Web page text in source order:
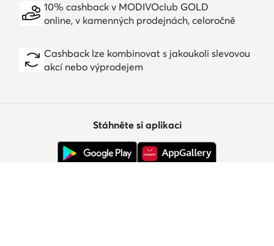
10% cashback v MODIVOclub GOLD
online, v kamenných prodejnách, celoročně
Cashback lze kombinovat s jakoukoli slevovou
akcí nebo výprodejem
Stáhněte si aplikaci